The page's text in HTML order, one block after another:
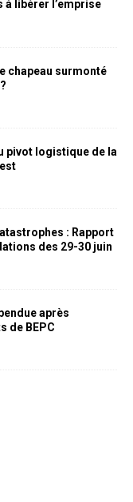
libérer l’emprise
chapeau surmonté
pivot logistique de la
: Rapport
des 29-30 juin
après
de BEPC